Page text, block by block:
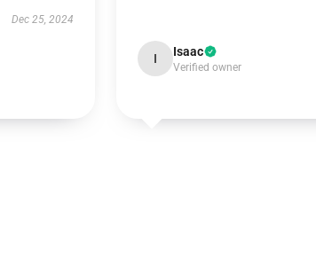
Dec 25, 2024
I Isaac
Verified owner